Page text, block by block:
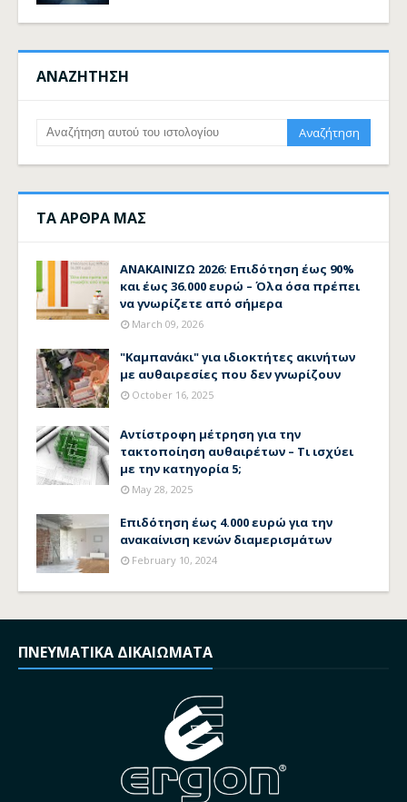
ΑΝΑΖΗΤΗΣΗ
ΤΑ ΑΡΘΡΑ ΜΑΣ
ΑΝΑΚΑΙΝΙΖΩ 2026: Επιδότηση έως 90%
και έως 36.000 ευρώ – Όλα όσα πρέπει
να γνωρίζετε από σήμερα
March 09, 2026
"Καμπανάκι" για ιδιοκτήτες ακινήτων
με αυθαιρεσίες που δεν γνωρίζουν
October 16, 2025
Αντίστροφη μέτρηση για την
τακτοποίηση αυθαιρέτων – Τι ισχύει
με την κατηγορία 5;
May 28, 2025
Επιδότηση έως 4.000 ευρώ για την
ανακαίνιση κενών διαμερισμάτων
February 10, 2024
ΠΝΕΥΜΑΤΙΚΑ ΔΙΚΑΙΩΜΑΤΑ